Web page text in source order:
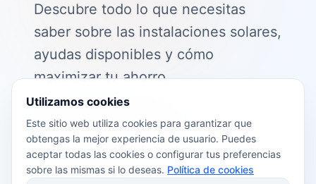
Descubre todo lo que necesitas
saber sobre las instalaciones solares,
ayudas disponibles y cómo
maximizar tu ahorro.
📖 Contenido de la guía:
Cómo funciona el autoconsumo
fotovoltaico
Utilizamos cookies
Este sitio web utiliza cookies para garantizar que
obtengas la mejor experiencia de usuario. Puedes
aceptar todas las cookies o configurar tus preferencias
sobre las mismas si lo deseas. Política de cookies